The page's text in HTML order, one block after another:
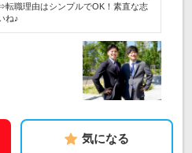
転職理由はシンプルでOK！素直な志
ね♪
気になる